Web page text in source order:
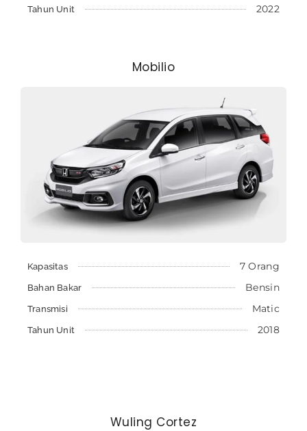
Tahun Unit 2022
Mobilio
Kapasitas 7 Orang
Bahan Bakar Bensin
Transmisi Matic
Tahun Unit 2018
Wuling Cortez